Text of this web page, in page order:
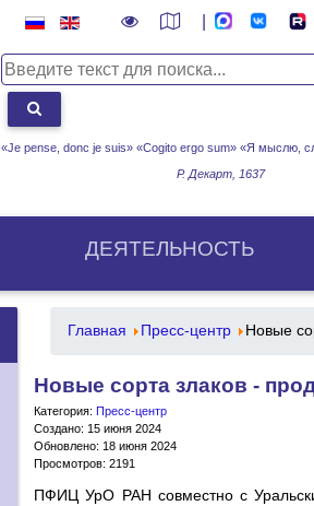
«Je pense, donc je suis» «Cogito ergo sum» «Я мыслю,
Р. Декарт, 1637
ДЕЯТЕЛЬНОСТЬ
Главная Пресс-центр Новые
Новые сорта злаков -
Категория: Пресс-центр
Создано: 15 июня 2024
Обновлено: 18 июня 2024
Просмотров: 2191
ПФИЦ УрО РАН совместно с